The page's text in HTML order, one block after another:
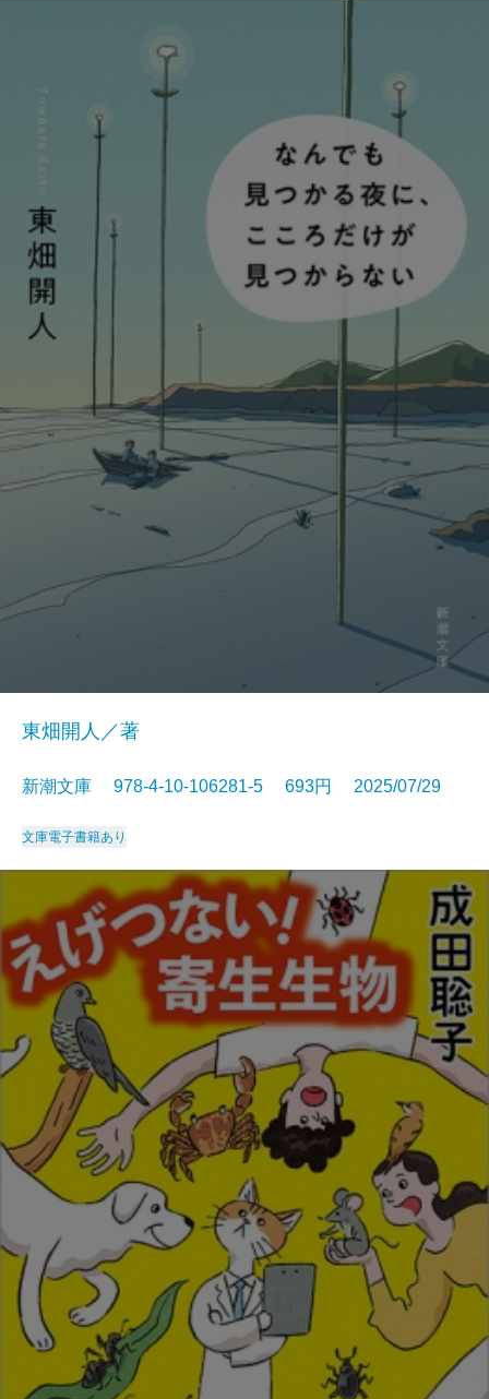
東畑開人／著
新潮文庫 978-4-10-106281-5 693円 2025/07/29
文庫電子書籍あり